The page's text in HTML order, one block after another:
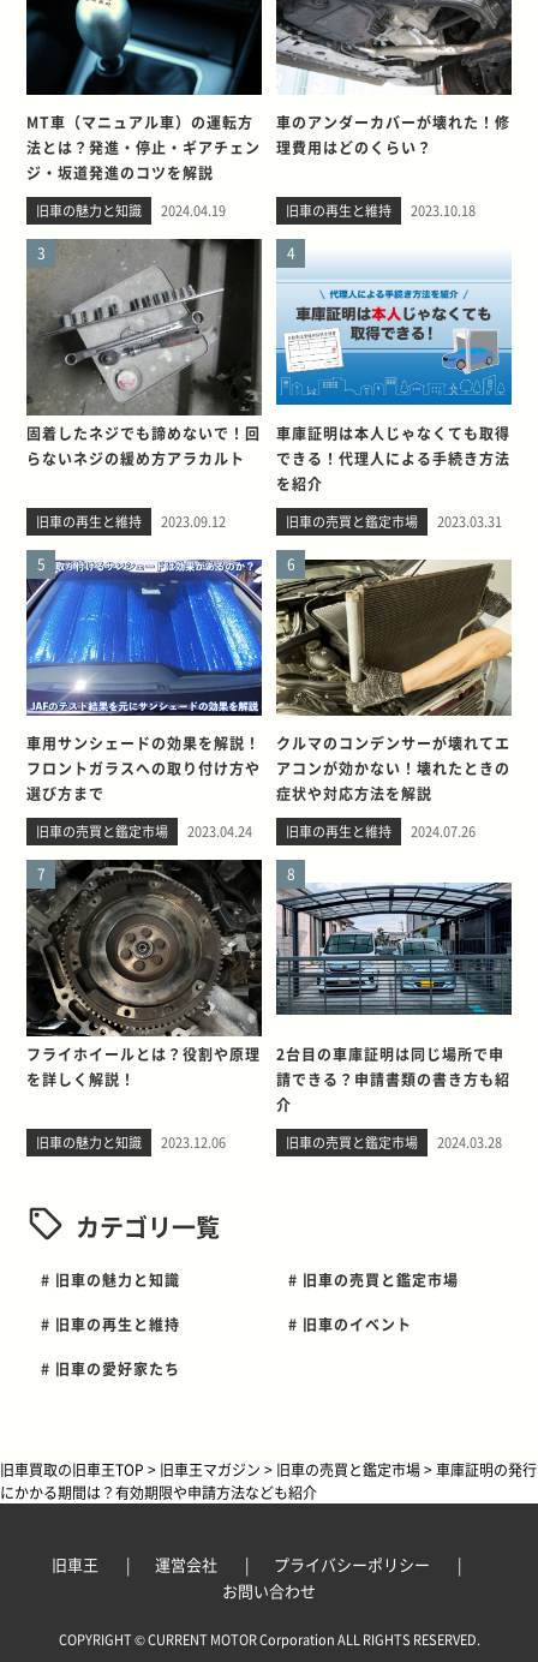
MT車（マニュアル車）の運転方
法とは？発進・停止・ギアチェン
ジ・坂道発進のコツを解説
旧車の魅力と知識 2024.04.19
車のアンダーカバーが壊れた！修
理費用はどのくらい？
旧車の再生と維持 2023.10.18
3
固着したネジでも諦めないで！回
らないネジの緩め方アラカルト
旧車の再生と維持 2023.09.12
4
車庫証明は本人じゃなくても取得
できる！代理人による手続き方法
を紹介
旧車の売買と鑑定市場 2023.03.31
5
車用サンシェードの効果を解説！
フロントガラスへの取り付け方や
選び方まで
旧車の売買と鑑定市場 2023.04.24
6
クルマのコンデンサーが壊れてエ
アコンが効かない！壊れたときの
症状や対応方法を解説
旧車の再生と維持 2024.07.26
7
フライホイールとは？役割や原理
を詳しく解説！
旧車の魅力と知識 2023.12.06
8
2台目の車庫証明は同じ場所で申
請できる？申請書類の書き方も紹
介
旧車の売買と鑑定市場 2024.03.28
カテゴリ一覧
# 旧車の魅力と知識 # 旧車の売買と鑑定市場
# 旧車の再生と維持 # 旧車のイベント
# 旧車の愛好家たち
旧車買取の旧車王TOP > 旧車王マガジン > 旧車の売買と鑑定市場>車庫証明の発行
にかかる期間は？有効期限や申請方法なども紹介
旧車王 運営会社
プライバシーポリシー
お問い合わせ
COPYRIGHT © CURRENT MOTOR Corporation ALL RIGHTS RESERVED.